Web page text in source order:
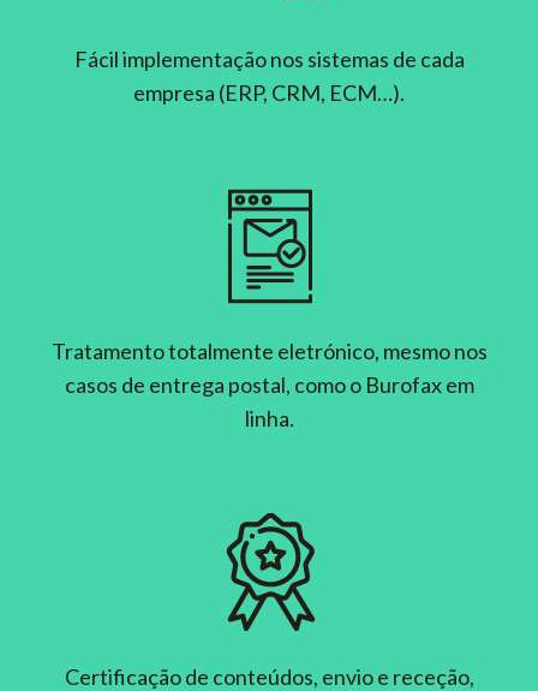
Fácil implementação nos sistemas de cada
empresa (ERP, CRM, ECM…).
Tratamento totalmente eletrónico, mesmo nos
casos de entrega postal, como o Burofax em
linha.
Certificação de conteúdos, envio e receção,